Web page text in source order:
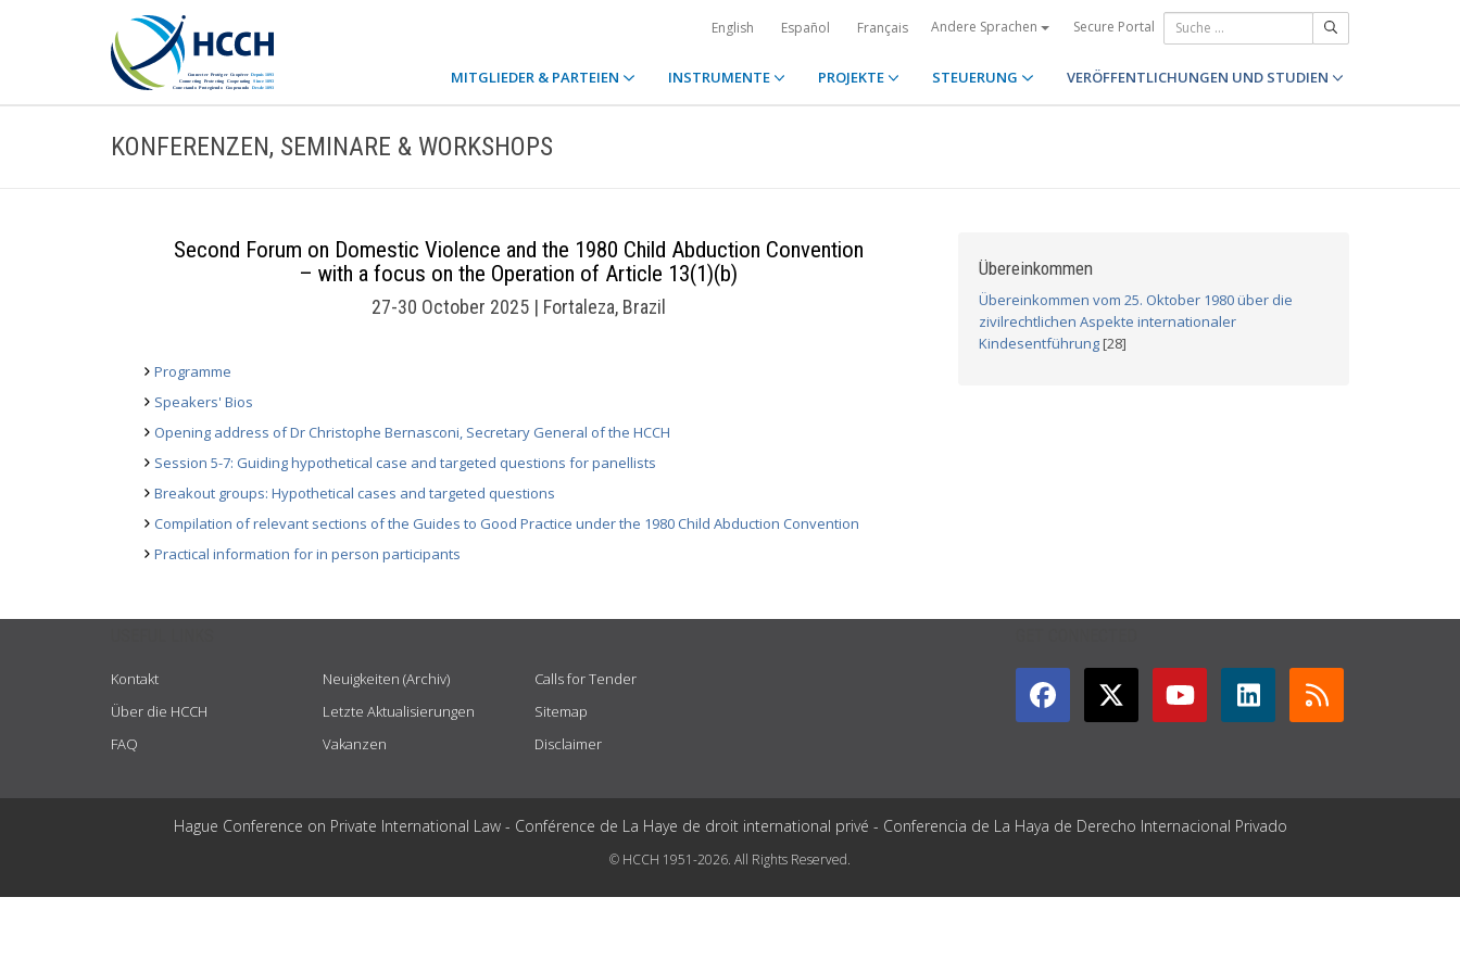
English Español Français Andere Sprachen Secure Portal
MITGLIEDER & PARTEIEN INSTRUMENTE PROJEKTE STEUERUNG VERÖFFENTLICHUNGEN UND STUDIEN
KONFERENZEN, SEMINARE & WORKSHOPS
Second Forum on Domestic Violence and the 1980 Child Abduction Convention
– with a focus on the Operation of Article 13(1)(b)
27-30 October 2025 | Fortaleza, Brazil
Programme
Speakers' Bios
Opening address of Dr Christophe Bernasconi, Secretary General of the HCCH
Session 5-7: Guiding hypothetical case and targeted questions for panellists
Breakout groups: Hypothetical cases and targeted questions
Compilation of relevant sections of the Guides to Good Practice under the 1980 Child Abduction Convention
Practical information for in person participants
Übereinkommen
Übereinkommen vom 25. Oktober 1980 über die
zivilrechtlichen Aspekte internationaler
Kindesentführung[28]
Kontakt
Über die HCCH
FAQ
Neuigkeiten (Archiv)
Letzte Aktualisierungen
Vakanzen
Calls for Tender
Sitemap
Disclaimer
Hague Conference on Private International Law - Conférence de La Haye de droit international privé - Conferencia de La Haya de Derecho Internacional Privado
© HCCH 1951-2026. All Rights Reserved.